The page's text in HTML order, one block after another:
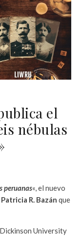
el
nébulas
peruanas«, el nuevo
Patricia R. Bazán que
University